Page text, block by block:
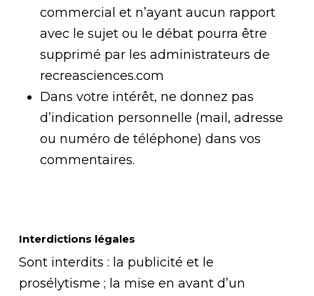
commercial et n’ayant aucun rapport
avec le sujet ou le débat pourra être
supprimé par les administrateurs de
recreasciences.com
Dans votre intérêt, ne donnez pas
d’indication personnelle (mail, adresse
ou numéro de téléphone) dans vos
commentaires.
Interdictions légales
Sont interdits : la publicité et le
prosélytisme ; la mise en avant d’un